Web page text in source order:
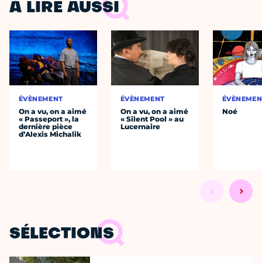
À LIRE AUSSI
ÉVÈNEMENT
On a vu, on a aimé
« Passeport », la
dernière pièce
d’Alexis Michalik
ÉVÈNEMENT
On a vu, on a aimé
« Silent Pool » au
Lucernaire
Noé
SÉLECTIONS